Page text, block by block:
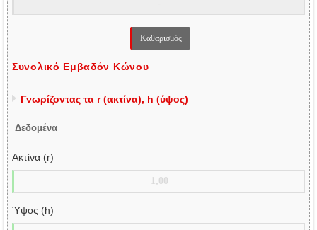
Συνολικό Εμβαδόν Κώνου
Γνωρίζοντας τα r (ακτίνα), h (ύψος)
Δεδομένα
Ακτίνα (r)
Ύψος (h)